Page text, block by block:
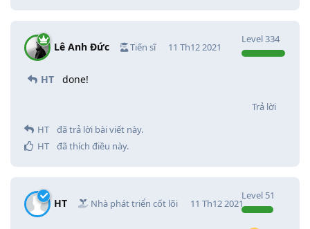
Lê Anh Đức Tiến sĩ
Level334
11 Th12 2021
HT done!
Trả lời
HT
đã trả lời bài viết này.
HT
đã thích điều này.
HT Nhà phát triển cốt lõi
Level 51
11 Th12 2021